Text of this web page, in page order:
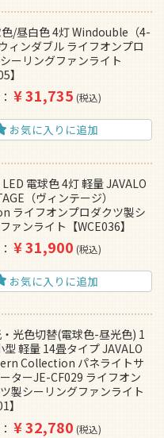
色/昼白色 4灯 Windouble（4-
ィンダブル ライフオンプロ
ーリングファンライト
】
¥31,735 税込
お気に入りに追加
電球色 4灯 軽量 JAVALO
（ヴィンテージ）
ライフオンプロダクツ製シ
ァンライト【WCE036】
¥31,900 税込
お気に入りに追加
光色切替(電球色-昼光色) 1
型 軽量 14畳タイプ JAVALO
Collection パネライトサ
ターJE-CF029 ライフオン
製シーリングファンライト
】
¥32,780 税込